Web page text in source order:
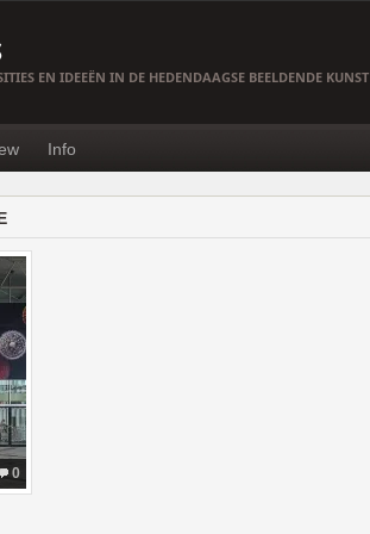
EN IDEEËN IN DE HEDENDAAGSE BEELDENDE KUNST
Info
0